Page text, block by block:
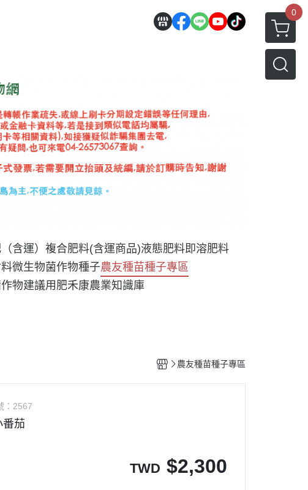
0
含運） 複合肥料(含運商品)液態肥料即溶肥料
微生物菌作物種子農友種苗種子專區
作物建議用肥禾康農業知識庫
農友種苗種子專區
2567
番茄
TWD $2,300